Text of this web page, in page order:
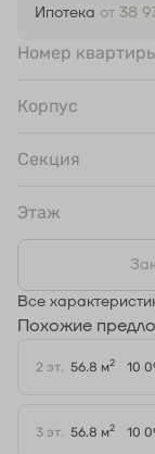
Ипотека от 38
Номер
Корпус
Секция
Этаж
Все
Похожие
2 эт. 56.8 м2 10
3 эт. 56.8 м2 10